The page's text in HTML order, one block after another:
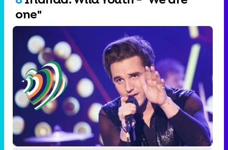
Irlanda: Wild Youth - "We are one"
"We are one" es la canción que Irlanda llevará
a Liverpool en la primera semifinal del Festival
de Eurovisión 2023, interpretada por la banda